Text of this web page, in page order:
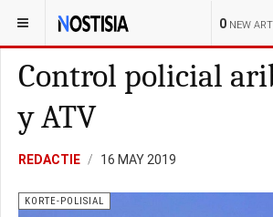
0 NEW
YOU ARE HERE: ARUBA KORTE-POLISIAL
Control policial
y ATV
REDACTIE 16 MAY 2019
KORTE-POLISIAL